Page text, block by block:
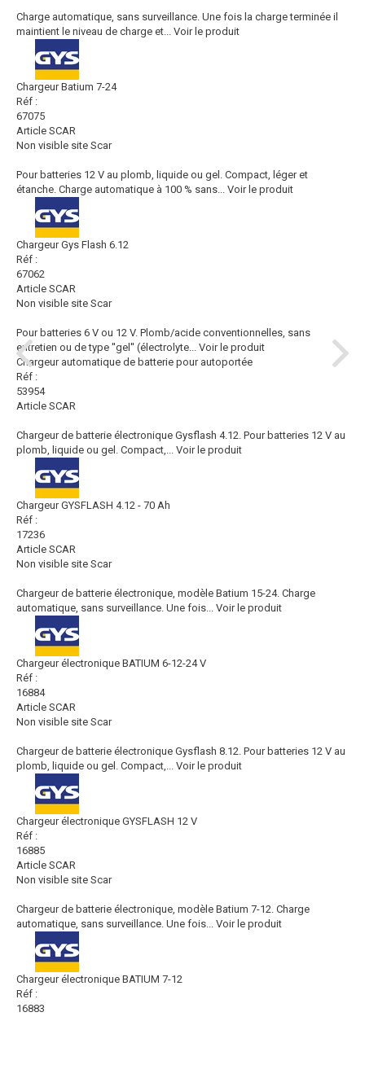
Charge automatique, sans surveillance. Une fois la charge terminée il
maintient le niveau de charge et... Voir le produit
Chargeur Batium 7-24
Réf :
67075
Article SCAR
Non visible site Scar
Pour batteries 12 V au plomb, liquide ou gel. Compact, léger et
étanche. Charge automatique à 100 % sans... Voir le produit
Chargeur Gys Flash 6.12
Réf :
67062
Article SCAR
Non visible site Scar
Pour batteries 6 V ou 12 V. Plomb/acide conventionnelles, sans
entretien ou de type ''gel'' (électrolyte... Voir le produit
Chargeur automatique de batterie pour autoportée
Réf :
53954
Article SCAR
Chargeur de batterie électronique Gysflash 4.12. Pour batteries 12 V au
plomb, liquide ou gel. Compact,... Voir le produit
Chargeur GYSFLASH 4.12 - 70 Ah
Réf :
17236
Article SCAR
Non visible site Scar
Chargeur de batterie électronique, modèle Batium 15-24. Charge
automatique, sans surveillance. Une fois... Voir le produit
Chargeur électronique BATIUM 6-12-24 V
Réf :
16884
Article SCAR
Non visible site Scar
Chargeur de batterie électronique Gysflash 8.12. Pour batteries 12 V au
plomb, liquide ou gel. Compact,... Voir le produit
Chargeur électronique GYSFLASH 12 V
Réf :
16885
Article SCAR
Non visible site Scar
Chargeur de batterie électronique, modèle Batium 7-12. Charge
automatique, sans surveillance. Une fois... Voir le produit
Chargeur électronique BATIUM 7-12
Réf :
16883